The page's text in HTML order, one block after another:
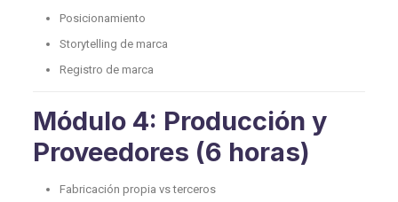
Posicionamiento
Storytelling de marca
Registro de marca
Módulo 4: Producción y
Proveedores (6 horas)
Fabricación propia vs terceros